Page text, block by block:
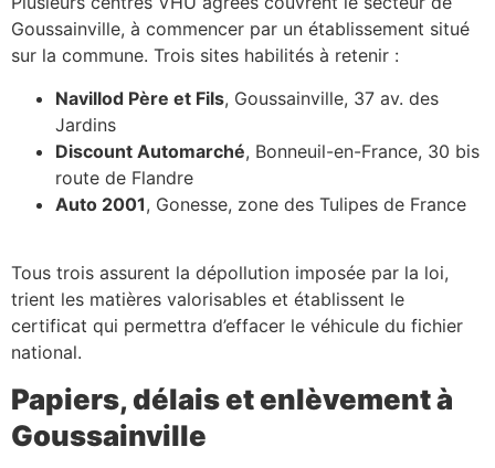
Goussainville, à commencer par un établissement situé
sur la commune. Trois sites habilités à retenir :
Navillod Père et Fils, Goussainville, 37 av. des
Jardins
Discount Automarché, Bonneuil-en-France, 30 bis
route de Flandre
Auto 2001, Gonesse, zone des Tulipes de France
Tous trois assurent la dépollution imposée par la loi,
trient les matières valorisables et établissent le
certificat qui permettra d’effacer le véhicule du fichier
national.
Papiers, délais et enlèvement à
Goussainville